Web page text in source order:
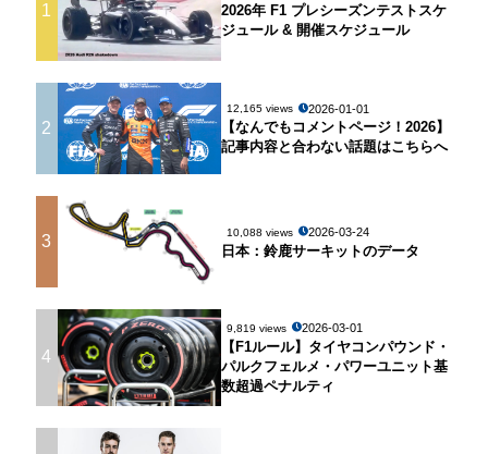
1
2026年 F1 プレシーズンテストスケ
ジュール & 開催スケジュール
2
12,165 views 2026-01-01
【なんでもコメントページ！2026】
記事内容と合わない話題はこちらへ
3 10,088 views 2026-03-24
日本：鈴鹿サーキットのデータ
4
9,819 views 2026-03-01
【F1ルール】タイヤコンパウンド・
パルクフェルメ・パワーユニット基
数超過ペナルティ